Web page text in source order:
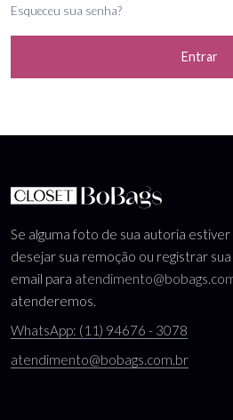
Esqueceu sua senha?
Entrar
Se alguma foto de sua autoria
desejar sua remoção ou registrar
email para
atenderemos.
WhatsApp: (11) 94676 - 3078
atendimento@bobags.com.br